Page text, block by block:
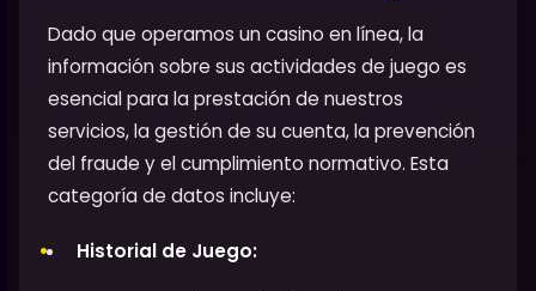
Dado que operamos un casino en línea, la
información sobre sus actividades de juego es
esencial para la prestación de nuestros
servicios, la gestión de su cuenta, la prevención
del fraude y el cumplimiento normativo. Esta
categoría de datos incluye:
Historial de Juego: